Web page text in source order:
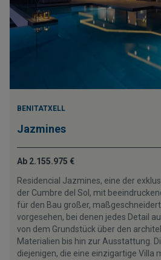
BENITATXELL
Jazmines
Ab 2.155.975 €
Residencial Jazmines, eine der
der Cumbre del Sol, mit
für den Bau großer,
vorgesehen, bei denen jedes Detail
von dem Grundstück über den
Materialien bis hin zur Ausstattung.
diejenigen, die eine einzigartige Villa